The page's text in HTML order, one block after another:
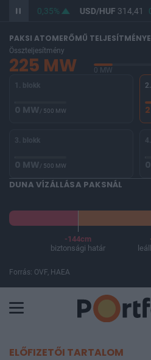
362,98 0,35% USD/HUF 314,41
PAKSI ATOMERŐMŰ TELJESÍTMÉNYE
Összteljesítmény
225 MW 0 MW
1. blokk
0 MW/ 500 MW
3. blokk
0 MW/ 500 MW
DUNA VÍZÁLLÁSA PAKSNÁL
-144cm
biztonsági határ
Forrás: OVF, HAEA
ELŐFIZETŐI TARTALOM